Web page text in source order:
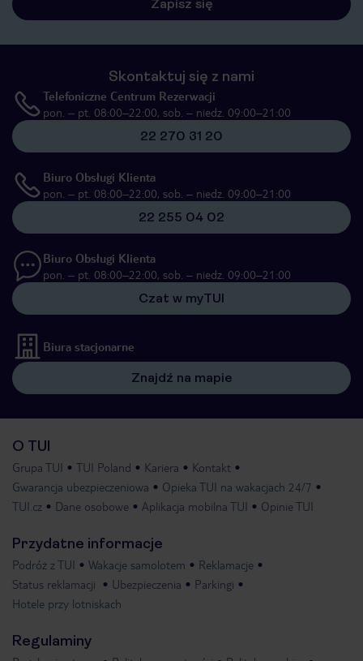
Zapisz się
Skontaktuj się z nami
Telefoniczne Centrum Rezerwacji
pon. – pt. 08:00–22:00, sob. – niedz. 09:00–21:00
22 270 31 20
Biuro Obsługi Klienta
pon. – pt. 08:00–22:00, sob. – niedz. 09:00–21:00
22 255 04 02
Biuro Obsługi Klienta
pon. – pt. 08:00–22:00, sob. – niedz. 09:00–21:00
Czat w myTUI
Biura stacjonarne
Znajdź na mapie
O TUI
Grupa TUI TUI Poland Kariera
Kontakt
Gwarancja ubezpieczeniowa
Opieka TUI na wakacjach 24/7
TUI.cz
Dane osobowe Aplikacja mobilna TUI Opinie TUI
Przydatne informacje
Podróż z TUI Wakacje samolotem
Reklamacje
Status reklamacji
Ubezpieczenia
Parkingi
Hotele przy lotniskach
Regulaminy